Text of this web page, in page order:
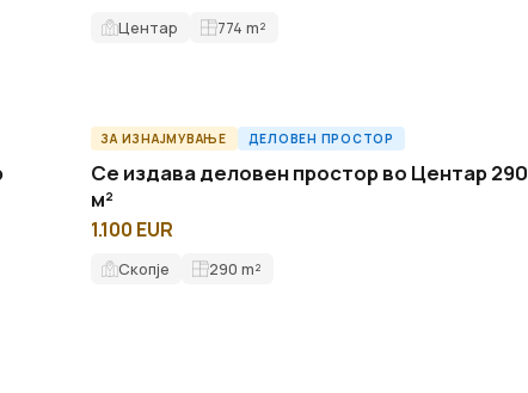
Центар 774 m²
ЗА ИЗНАЈМУВАЊЕ ДЕЛОВЕН ПРОСТОР
Се издава деловен простор во Центар 290
м²
1.100 EUR
Скопје 290 m²